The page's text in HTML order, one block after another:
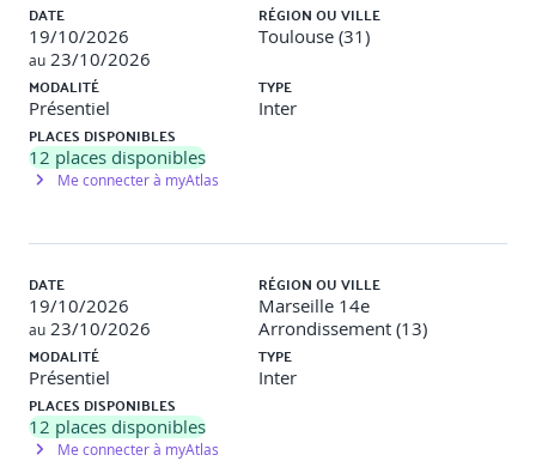
JOUR 3 : Mise en œuvre et documentation du
SMSI
Module 9 – Contrôles de sécurité
Mise en œuvre des mesures organisationnelles,
Plan de formation, sensibilisation, gestion de la
compétence
Module 11 – Communication et documentation
Politique documentaire, gestion des enregistrements
et exigences de traçabilité
DATE
19/10/2026
au 23/10/2026
RÉGION OU VILLE
Toulouse (31)
MODALITÉ
Présentiel
TYPE
Inter
PLACES DISPONIBLES
12 places disponibles
Me connecter à myAtlas
DATE
19/10/2026
au 23/10/2026
RÉGION OU VILLE
Marseille 14e
Arrondissement (13)
MODALITÉ
Présentiel
TYPE
Inter
PLACES DISPONIBLES
12 places disponibles
Me connecter à myAtlas